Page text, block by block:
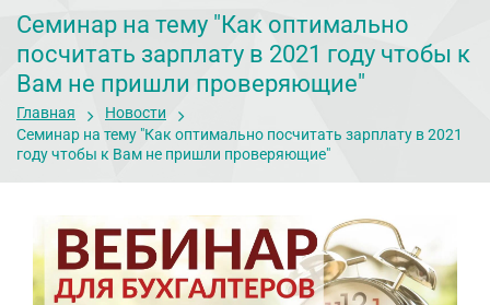
Семинар на тему "Как оптимально
посчитать зарплату в 2021 году чтобы к
Вам не пришли проверяющие"
Главная
Новости
Семинар на тему "Как оптимально посчитать зарплату в 2021
году чтобы к Вам не пришли проверяющие"